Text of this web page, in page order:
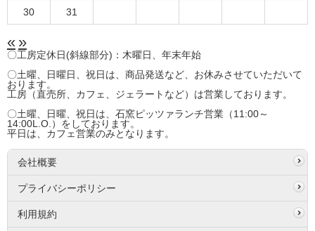
30 31
« »
〇工房定休日(斜線部分)：木曜日、年末年始
〇土曜、日曜日、祝日は、商品発送など、お休みさせていただいて
おります。
工房（直売所、カフェ、ジェラートなど）は営業しております。
〇土曜、日曜、祝日は、石窯ピッツァランチ営業（11:00～
14:00L.O.）をしております。
平日は、カフェ営業のみとなります。
会社概要
プライバシーポリシー
利用規約